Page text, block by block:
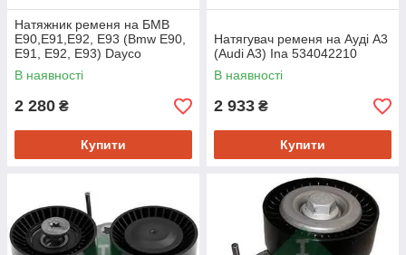
Натяжник ременя на БМВ
Е90,Е91,Е92, Е93 (Bmw E90,
E91, E92, E93) Dayco
APV2674
В наявності
2 280 ₴
Купити
Натягувач ременя на Ауді A3
(Audi A3) Ina 534042210
В наявності
2 933 ₴
Купити